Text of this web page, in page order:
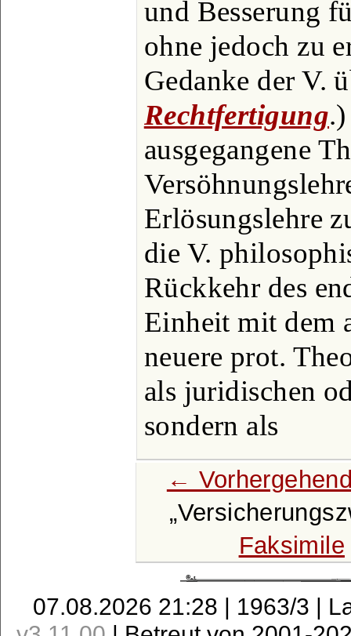
und Besserung
ohne jedoch zu
Gedanke der V.
Rechtfertigung
ausgegangene
Erlösungslehre
die V.
Rückkehr des
Einheit mit dem
neuere prot.
als juridischen
sondern als
←
Faksimile
07.08.2026 21:28 | 1963/3 |